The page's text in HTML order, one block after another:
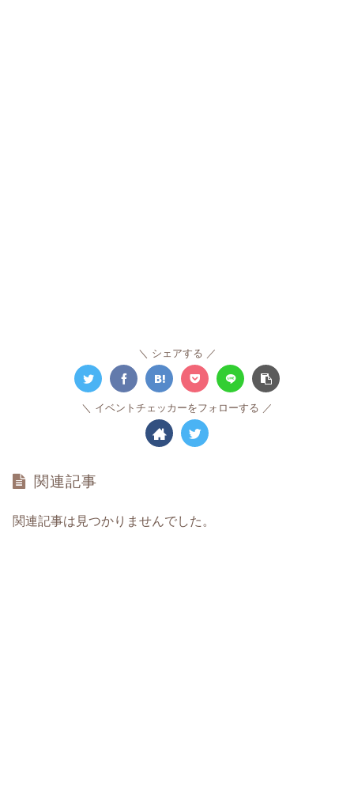
シェアする
イベントチェッカーをフォローする
関連記事
関連記事は見つかりませんでした。